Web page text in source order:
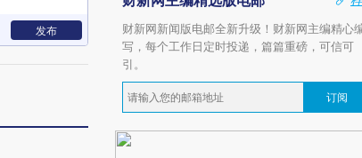
发布
财新网新闻版电邮全新升级！财新网主编精心
写，每个工作日定时投递，篇篇重磅，可信可
引。
订阅